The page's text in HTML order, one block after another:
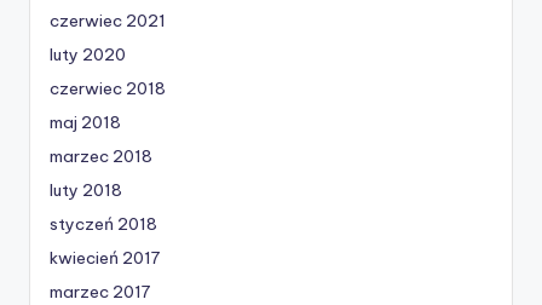
czerwiec 2021
luty 2020
czerwiec 2018
maj 2018
marzec 2018
luty 2018
styczeń 2018
kwiecień 2017
marzec 2017